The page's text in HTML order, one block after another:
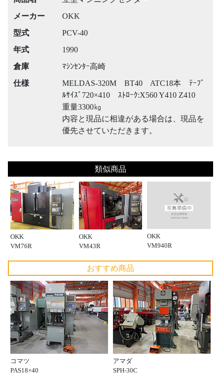
メーカー
OKK
型式
PCV-40
年式
1990
倉庫
ﾏｼﾝｾﾝﾀｰ高崎
仕様
MELDAS-320M BT40 ATC18本 ﾃｰﾌﾞ
ﾙｻｲｽﾞ720×410 ｽﾄﾛｰｸ:X560 Y410 Z410
重量3300㎏
内容と現品に相違がある場合は、現品を
優先させていただきます。
類似商品
OKK
VM76R
OKK
VM43R
OKK
VM940R
おすすめ商品
コマツ
PAS18×40
アマダ
SPH-30C